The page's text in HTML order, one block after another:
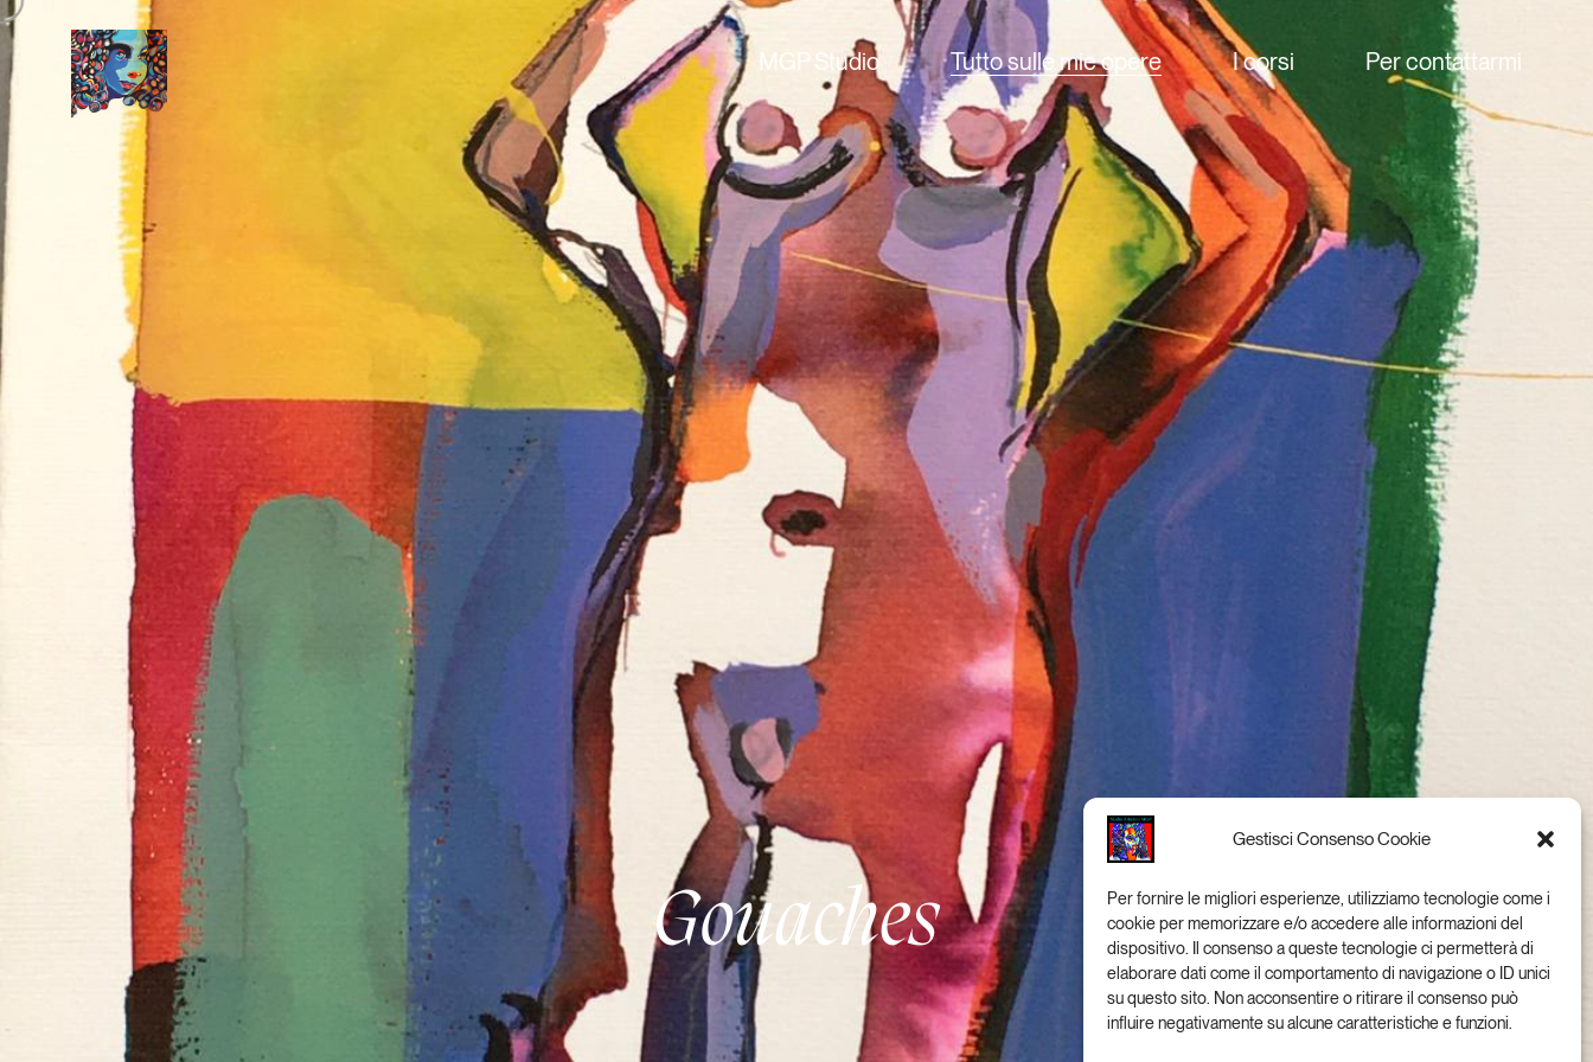
Gestisci Consenso Cookie
Per fornire le migliori esperienze, utilizziamo tecnologie come i
cookie per memorizzare e/o accedere alle informazioni del
dispositivo. Il consenso a queste tecnologie ci permetterà di
elaborare dati come il comportamento di navigazione o ID unici
su questo sito. Non acconsentire o ritirare il consenso può
influire negativamente su alcune caratteristiche e funzioni.
MGP Studio Tutto sulle mie opere I corsi Per contattarmi
Gouaches